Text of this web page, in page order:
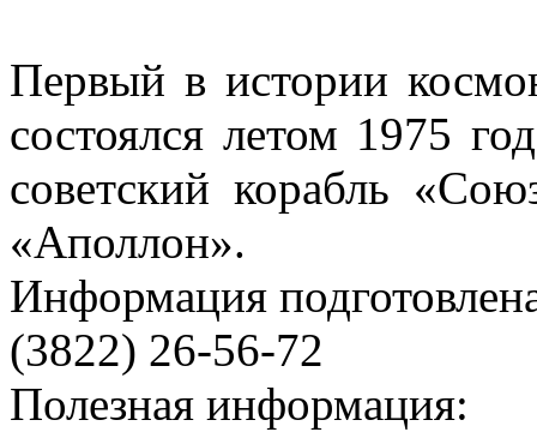
Первый в истории
состоялся летом 1975
советский корабль
«Аполлон».
Информация
(3822) 26-56-72
Полезная информация: